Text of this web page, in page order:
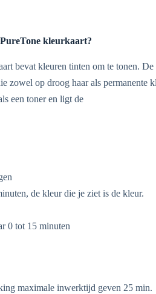
kleurkaart?
bevat kleuren tinten om te tonen. De
zowel op droog haar als permanente
een toner en ligt de
de kleur die je ziet is de kleur.
0 tot 15 minuten
maximale inwerktijd geven 25 min.